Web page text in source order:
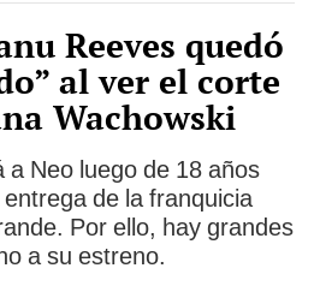
Reeves quedó
al ver el corte
Wachowski
Neo luego de 18 años
de la franquicia
Por ello, hay grandes
a su estreno.